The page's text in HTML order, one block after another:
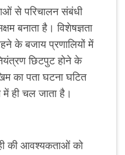
से परिचालन संबंधी
बनाता है। विशेषज्ञता
के बजाय प्रणालियों में
छिटपुट होने के
का पता घटना घटित
ही चल जाता है।
की आवश्यकताओं को